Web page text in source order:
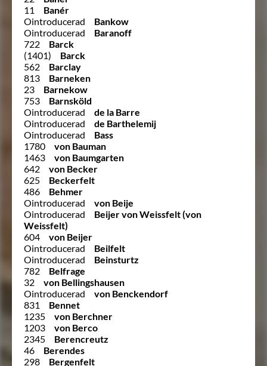
11
Banér
Ointroducerad
Bankow
Ointroducerad
Baranoff
722
Barck
(1401)
Barck
562
Barclay
813
Barneken
23
Barnekow
753
Barnsköld
Ointroducerad
de la Barre
Ointroducerad
de Barthelemij
Ointroducerad
Bass
1780
von Bauman
1463
von Baumgarten
642
von Becker
625
Beckerfelt
486
Behmer
Ointroducerad
von Beije
Ointroducerad
Beijer von Weissfelt (von
Weissfelt)
604
von Beijer
Ointroducerad
Beilfelt
Ointroducerad
Beinsturtz
782
Belfrage
32
von Bellingshausen
Ointroducerad
von Benckendorf
831
Bennet
1235
von Berchner
1203
von Berco
2345
Berencreutz
46
Berendes
298
Bergenfelt